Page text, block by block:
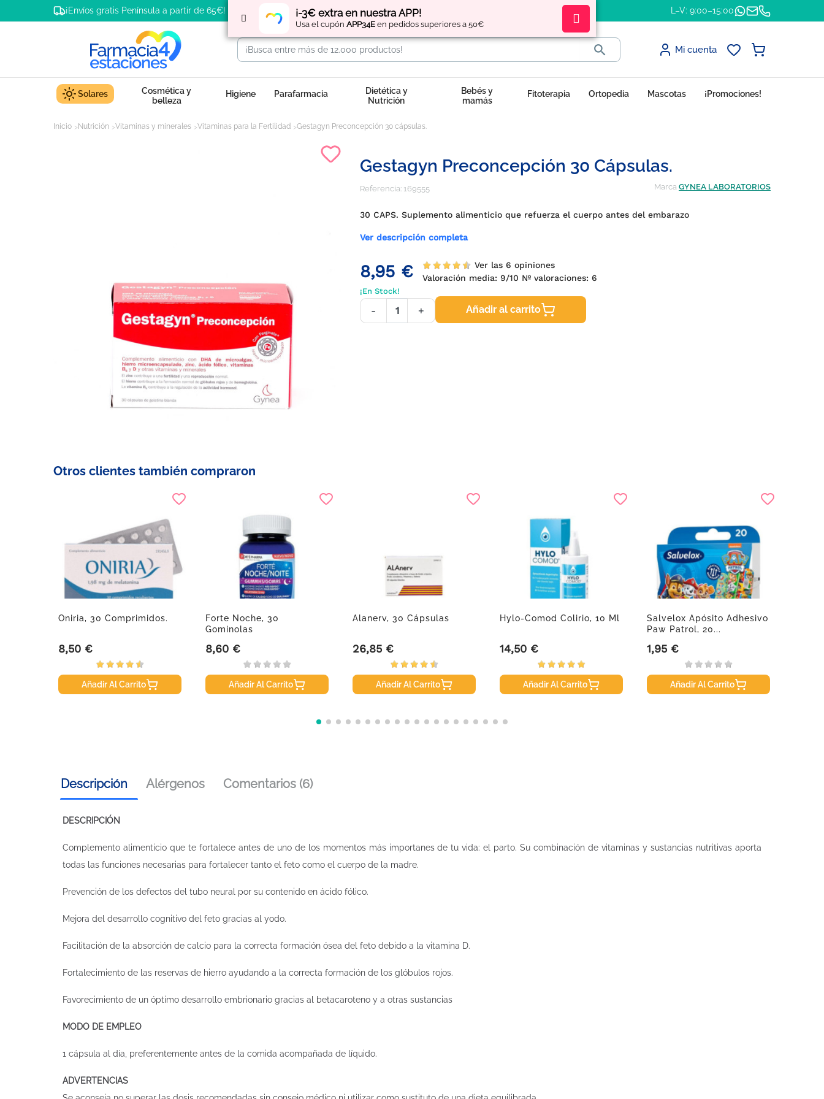
¡-3€ extra en nuestra APP!
Usa el cupón APP34E en pedidos superiores a 50€
¡Envíos gratis Península a partir de 65€! Regístratey obtén L–V: 9:00–15:00
 Mi cuenta
Solares
Cosmética y
belleza
Higiene Parafarmacia
Dietética y
Nutrición
Bebés y
mamás
Fitoterapia Ortopedia Mascotas ¡Promociones!
Inicio Nutrición Vitaminas y minerales Vitaminas para la Fertilidad Gestagyn Preconcepción 30 cápsulas.
Gestagyn Preconcepción 30 Cápsulas.
Referencia: 169555 Marca GYNEA LABORATORIOS
30 CAPS. Suplemento alimenticio que refuerza el cuerpo antes del embarazo
Ver descripción completa
8,95 €
Ver las 6 opiniones
Valoración media: 9/10 Nº valoraciones: 6
¡En Stock!
- + Añadir al carrito
Otros clientes también compraron
Oniria, 30 Comprimidos.
Precio
8,50 €
Añadir Al Carrito
Forte Noche, 30
Gominolas
Precio
8,60 €
Añadir Al Carrito
Alanerv, 30 Cápsulas
Precio
26,85 €
Añadir Al Carrito
Hylo-Comod Colirio, 10 Ml
Precio
14,50 €
Añadir Al Carrito
Salvelox Apósito Adhesivo
Paw Patrol, 20...
Precio
1,95 €
Añadir Al Carrito
Descripción Alérgenos Comentarios (6)
DESCRIPCIÓN
Complemento alimenticio que te fortalece antes de uno de los momentos más importanes de tu vida: el parto. Su combinación de vitaminas y sustancias nutritivas aporta
todas las funciones necesarias para fortalecer tanto el feto como el cuerpo de la madre.
Prevención de los defectos del tubo neural por su contenido en ácido fólico.
Mejora del desarrollo cognitivo del feto gracias al yodo.
Facilitación de la absorción de calcio para la correcta formación ósea del feto debido a la vitamina D.
Fortalecimiento de las reservas de hierro ayudando a la correcta formación de los glóbulos rojos.
Favorecimiento de un óptimo desarrollo embrionario gracias al betacaroteno y a otras sustancias
MODO DE EMPLEO
1 cápsula al día, preferentemente antes de la comida acompañada de líquido.
ADVERTENCIAS